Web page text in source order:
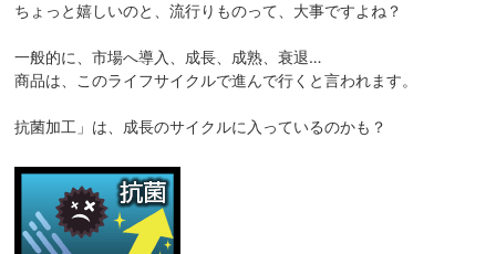
ちょっと嬉しいのと、流行りものって、大事ですよね？
一般的に、市場へ導入、成長、成熟、衰退…
商品は、このライフサイクルで進んで行くと言われます。
抗菌加工」は、成長のサイクルに入っているのかも？